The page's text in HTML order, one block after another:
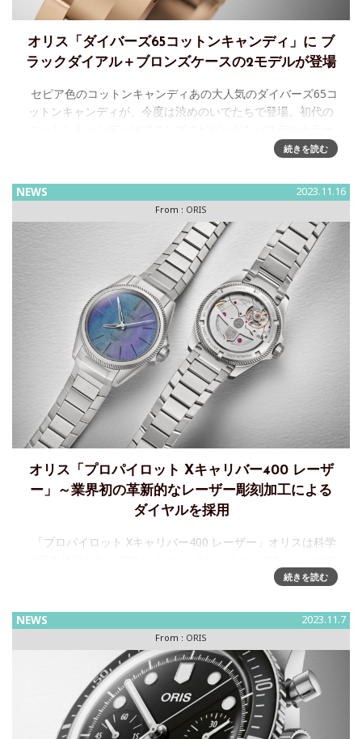
オリス「ダイバーズ65コットンキャンディ」に ブ
ラックダイアル＋ブロンズケースの2モデルが登場
セピア色のコットンキャンディあの大人気のダイバーズ65コ
ットンキャンディが、今度は渋めのいでたちで登場。初代の
のコンビネーションでしたが、今回はブラックダイア
続きを読む
NEWS 2023.11.16
From : ORIS
オリス「プロパイロット Xキャリバー400 レーザ
ー」～業界初の革新的なレーザー彫刻加工による
ダイヤルを採用
「プロパイロット Xキャリバー400 レーザー」オリスは科学
新作を発表します。そのダイアルは、時計業界で初めての革
続きを読む
NEWS 2023.11.7
From : ORIS